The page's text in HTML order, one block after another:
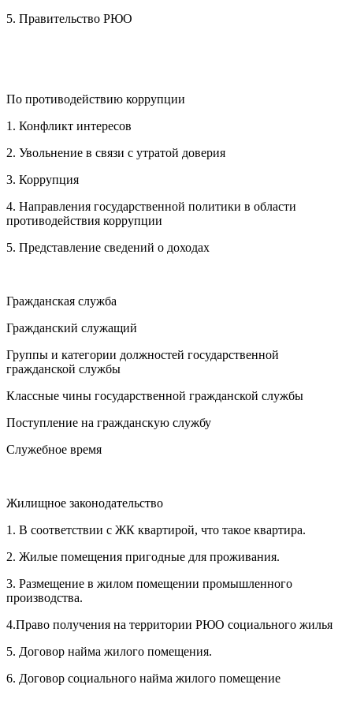
5. Правительство РЮО
По противодействию коррупции
1. Конфликт интересов
2. Увольнение в связи с утратой доверия
3. Коррупция
4. Направления государственной политики в области
противодействия коррупции
5. Представление сведений о доходах
Гражданская служба
Гражданский служащий
Группы и категории должностей государственной
гражданской службы
Классные чины государственной гражданской службы
Поступление на гражданскую службу
Служебное время
Жилищное законодательство
1. В соответствии с ЖК квартирой, что такое квартира.
2. Жилые помещения пригодные для проживания.
3. Размещение в жилом помещении промышленного
производства.
4.Право получения на территории РЮО социального жилья
5. Договор найма жилого помещения.
6. Договор социального найма жилого помещение